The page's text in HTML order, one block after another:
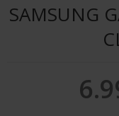
SAMSUNG